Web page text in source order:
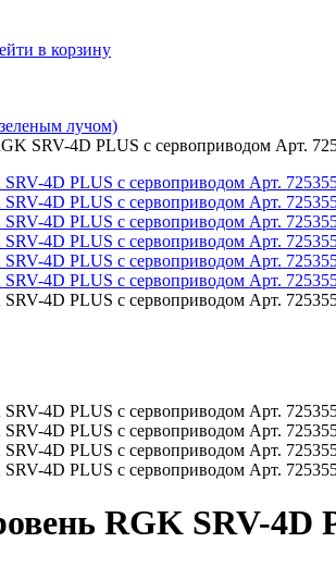
в корзину
лучом)
SRV-4D PLUS с сервоприводом Арт.
RGK SRV-4D